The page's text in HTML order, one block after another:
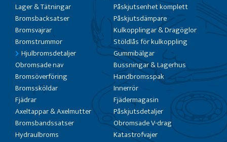
Lager & Tätningar
Bromsbacksatser
Bromsvajrar
Bromstrummor
Hjulbromsdetaljer
Obromsade nav
Bromsöverföring
Bromssköldar
Fjädrar
Axeltappar & Axelmutter
Bromsbandssatser
Hydraulbroms
Påskjutsenhet komplett
Påskjutsdämpare
Kulkopplingar & Dragöglor
Stöldlås för kulkoppling
Gummibälgar
Bussningar & Lagerhus
Handbromsspak
Innerrör
Fjädermagasin
Påskjutsdetaljer
Obromsade V-drag
Katastrofvajer